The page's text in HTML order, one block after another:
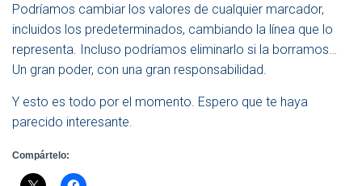
Podríamos cambiar los valores de cualquier marcador,
incluidos los predeterminados, cambiando la línea que lo
representa. Incluso podríamos eliminarlo si la borramos…
Un gran poder, con una gran responsabilidad.
Y esto es todo por el momento. Espero que te haya
parecido interesante.
Compártelo: